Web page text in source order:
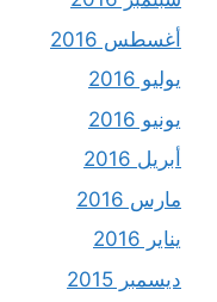
أغسطس 2016
يوليو 2016
يونيو 2016
أبريل 2016
مارس 2016
يناير 2016
ديسمبر 2015